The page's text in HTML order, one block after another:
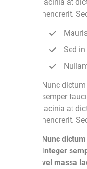
lacinia at
hendrerit.
Sed
Nunc
semper
lacinia at
hendrerit.
Nunc
Integer
vel massa